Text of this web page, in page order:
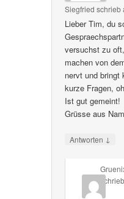
Siegfried schrieb
Lieber Tim, du
versuchst zu
machen von
nervt und bringt
kurze Fragen,
Ist gut gemeint!
Grüsse aus
Antworten ↓
schrieb